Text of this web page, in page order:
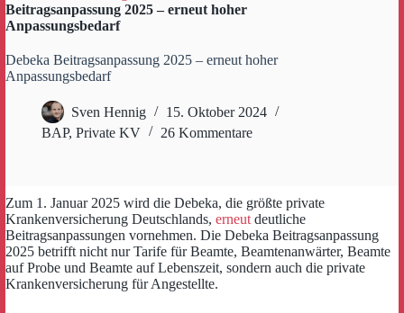
Beitragsanpassung 2025 – erneut hoher
Anpassungsbedarf
Debeka Beitragsanpassung 2025 – erneut hoher
Anpassungsbedarf
Sven Hennig
15. Oktober 2024
BAP, Private KV 26 Kommentare
Zum 1. Januar 2025 wird die Debeka, die größte private
Krankenversicherung Deutschlands, erneut deutliche
Beitragsanpassungen vornehmen. Die Debeka Beitragsanpassung
2025 betrifft nicht nur Tarife für Beamte, Beamtenanwärter, Beamte
auf Probe und Beamte auf Lebenszeit, sondern auch die private
Krankenversicherung für Angestellte.